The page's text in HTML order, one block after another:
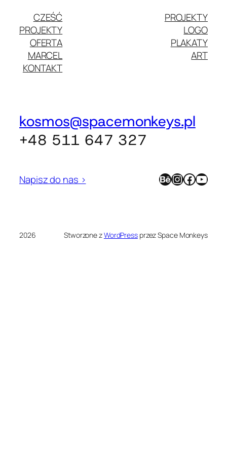
CZEŚĆ
PROJEKTY
OFERTA
MARCEL
KONTAKT
PROJEKTY
LOGO
PLAKATY
ART
kosmos@spacemonkeys.pl
+48 511 647 327
Napisz do nas > Behance InstagramFacebook YouTube
2026 Stworzone zWordPressprzez Space Monkeys